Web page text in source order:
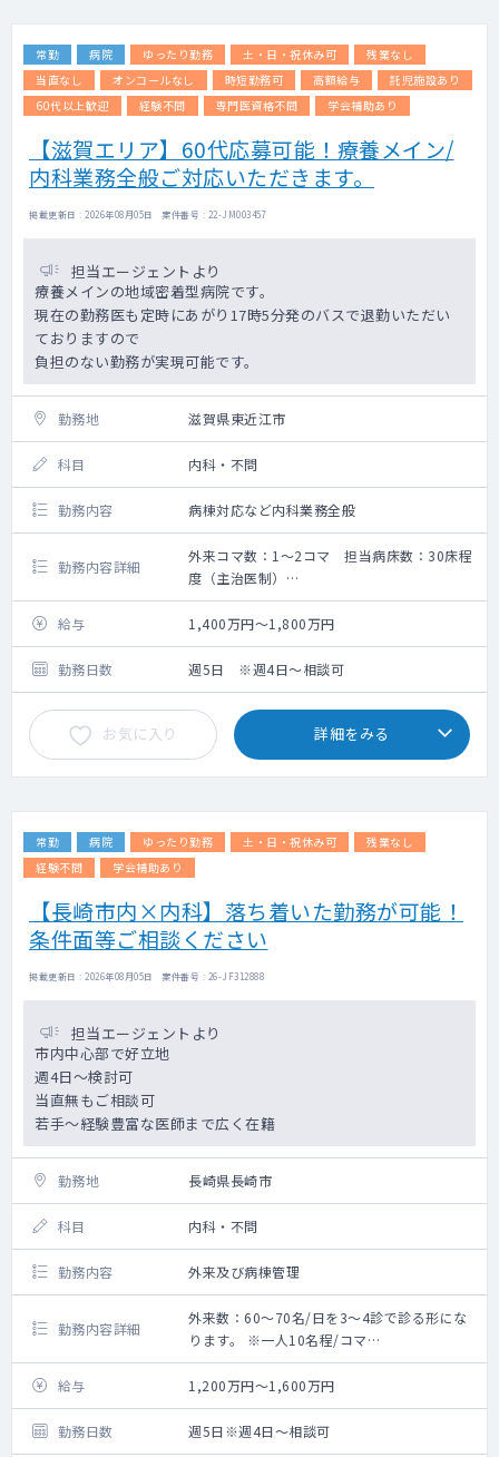
常勤 病院 ゆったり勤務 土・日・祝休み可
残業なし
当直なし
オンコールなし 時短勤務可 高額給与
託児施設あり
60代以上歓迎
経験不問 専門医資格不問 学会補助あり
【滋賀エリア】60代応募可能！療養メイン/
内科業務全般ご対応いただきます。
掲載更新日 : 2026年08月05日 案件番号 : 22-JM003457
担当エージェントより
療養メインの地域密着型病院です。
現在の勤務医も定時にあがり17時5分発のバスで退勤いただい
ておりますので
負担のない勤務が実現可能です。
勤務地 滋賀県東近江市
科目 内科・不問
勤務内容 病棟対応など内科業務全般
勤務内容詳細
外来コマ数：1～2コマ 担当病床数：30床程
度（主治医制）
外来：一般内科・総合診療外来
外来数：20名程度
外来コマ数：1～2コマ
担当病床数：30床程度（主治医制）
給与 1,400万円～1,800万円
勤務日数 週5日 ※週4日～相談可
お気に入り 詳細をみる
常勤 病院 ゆったり勤務 土・日・祝休み可
残業なし
経験不問
学会補助あり
【長崎市内×内科】落ち着いた勤務が可能！
条件面等ご相談ください
掲載更新日 : 2026年08月05日 案件番号 : 26-JF312888
担当エージェントより
市内中心部で好立地
週4日～検討可
当直無もご相談可
若手～経験豊富な医師まで広く在籍
勤務地 長崎県長崎市
科目 内科・不問
勤務内容 外来及び病棟管理
勤務内容詳細
外来数：60～70名/日を3～4診で診る形にな
ります。 ※一人10名程/コマ
救急搬入数：10台程 ※夜間救急搬入はありま
せん。
外来週1～2回、病棟管理
給与 1,200万円～1,600万円
勤務日数 週5日※週4日～相談可